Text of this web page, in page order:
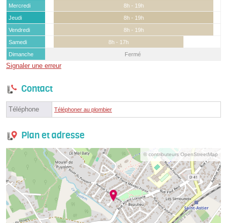
Mercredi
8h - 19h
Jeudi
8h - 19h
Vendredi
8h - 19h
Samedi
8h - 17h
Dimanche
Fermé
Signaler une erreur
Contact
Téléphone Téléphoner au plombier
Plan et adresse
© contributeurs OpenStreetMap